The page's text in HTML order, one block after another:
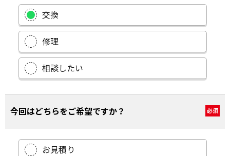
交換
修理
相談したい
今回はどちらをご希望ですか？ 必須
お見積り